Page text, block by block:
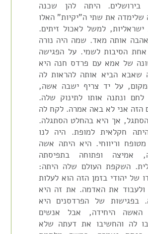
בירושלים. היתה להן שכנה
שלימדה את שתי ה"יקיות" האלו
ישראליות, למשל לאכול זיתים.
אותה מאד. שמה היה נורה
אחת הסיבות לשמי. על הפגישה
של אמא עם פרדס חנה היא
שאבא הביא אותה להראות לה
על יד צריף ישבה אשה,
ונתנה אותו לתינוק שלה.
הזה אני לא באה אמרה. לקח לה
אך היא בהחלט הסתגלה.
חקלאית למופת. היה לנו
וריווחי. היא היתה אשה
אמיצה ופתוחה בתפיסתה
השקפת העולם שלה היתה:
של יהודי בזמן הזה הוא לעלות
ולעבוד את האדמה. את זה היא
בפגישות של הפרדסנים היא
האשה היחידה, אבל אנשים
לה והחשיבו את דעתה שלא